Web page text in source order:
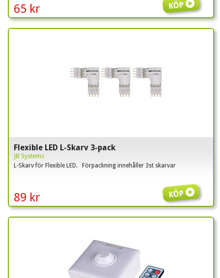
65 kr
Flexible LED L-Skarv 3-pack
89 kr
JB Systems
L-Skarv för Flexible LED. Förpackning innehåller 3st skarvar
Köp